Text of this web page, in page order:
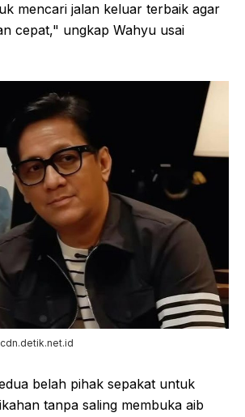
mencari jalan keluar terbaik agar
cepat," ungkap Wahyu usai
belah pihak sepakat untuk
tanpa saling membuka aib